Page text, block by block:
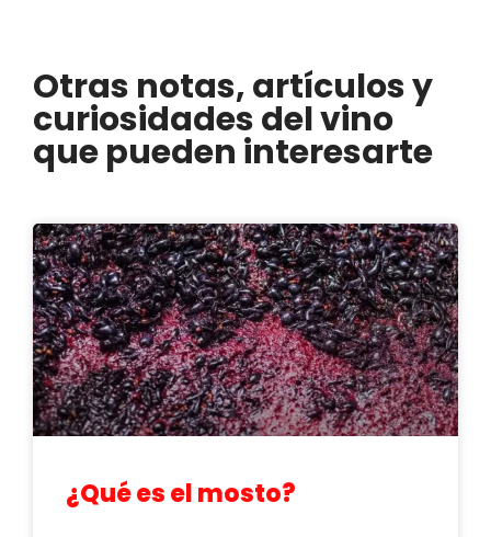
Otras notas, artículos y
curiosidades del vino
que pueden interesarte
¿Qué es el mosto?